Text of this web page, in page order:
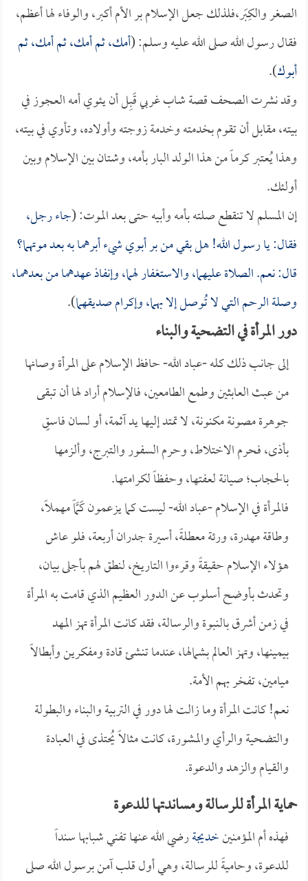
الصغر والكِبَر،فلذلك جعل الإسلام بر الأم أكبر، والوفاء لها أعظم،
فقال رسول الله صلى الله عليه وسلم: (أمك، ثم أمك، ثم أمك، ثم
أبوك).
وقد نشرت الصحف قصة شاب غربي قَبِل أن يئوي أمه العجوز في
بيته، مقابل أن تقوم بخدمته وخدمة زوجته وأولاده، وتأوي في بيته،
وهذا يُعتبر كرماً من هذا الولد البار بأمه، وشتان بين الإسلام وبين
أولئك.
إن المسلم لا تنقطع صلته بأمه وأبيه حتى بعد الموت: (جاء رجل،
فقال: يا رسول الله! هل بقي من بر أبوي شيء أبرهما به بعد موتهما؟
قال: نعم. الصلاة عليهما، والاستغفار لهما، وإنفاذ عهدهما من بعدهما،
وصلة الرحم التي لا تُوصل إلا بهما، وإكرام صديقهما).
دور المرأة في التضحية والبناء
إلى جانب ذلك كله -عباد الله- حافظ الإسلام على المرأة وصانها
من عبث العابثين وطمع الطامعين، فالإسلام أراد لها أن تبقى
جوهرة مصونة مكنونة، لا تمتد إليها يد آثمة، أو لسان فاسقٍ
بأذى، فحرم الاختلاط، وحرم السفور والتبرج، وألزمها
بالحجاب؛ صيانة لعفتها، وحفظاً لكرامتها.
فالمرأة في الإسلام -عباد الله- ليست كما يزعمون كَمَّاً مهملاً،
وطاقة مهدرة، ورئة معطلةً، أسيرة جدران أربعة، فلو عاش
هؤلاء الإسلام حقيقةً وقرءوا التاريخ، لنطق لهم بأجلى بيان،
وتحدث بأوضح أسلوب عن الدور العظيم الذي قامت به المرأة
في زمن أشرق بالنبوة والرسالة، فقد كانت المرأة تهز المهد
بيمينها، وتهز العالم بشمالها، عندما تنشئ قادة ومفكرين وأبطالاً
ميامين، تفخر بهم الأمة.
نعم! كانت المرأة وما زالت لها دور في التربية والبناء والبطولة
والتضحية والرأي والمشورة، كانت مثالاً يُحتذى في العبادة
والقيام والزهد والدعوة.
حماية المرأة للرسالة ومساندتها للدعوة
فهذه أم المؤمنينخديجةرضي الله عنها تفني شبابها سنداً
للدعوة، وحاميةً للرسالة، وهي أول قلب آمن برسول الله صلى